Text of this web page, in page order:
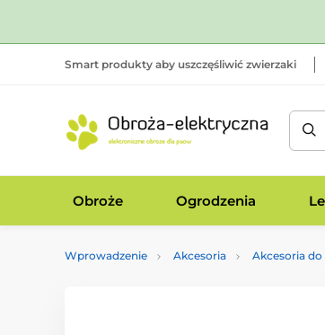
Smart produkty aby uszczęśliwić zwierzaki
Obroże Ogrodzenia
Wprowadzenie Akcesoria Akcesoria do